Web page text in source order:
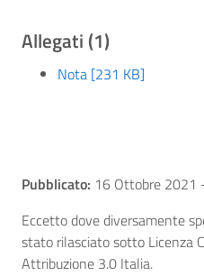
Allegati (1)
Nota [231 KB]
Pubblicato: 16 Ottobre 2021
Eccetto dove diversamente
stato rilasciato sotto Licenza
Attribuzione 3.0 Italia.